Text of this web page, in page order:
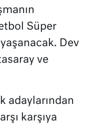
Süper
Dev
ve
adaylarından
karşıya